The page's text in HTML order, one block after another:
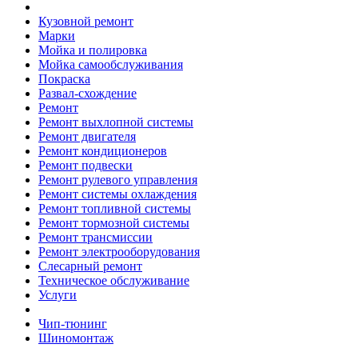
Кузовной ремонт
Марки
Мойка и полировка
Мойка самообслуживания
Покраска
Развал-схождение
Ремонт
Ремонт выхлопной системы
Ремонт двигателя
Ремонт кондиционеров
Ремонт подвески
Ремонт рулевого управления
Ремонт системы охлаждения
Ремонт топливной системы
Ремонт тормозной системы
Ремонт трансмиссии
Ремонт электрооборудования
Слесарный ремонт
Техническое обслуживание
Услуги
Чип-тюнинг
Шиномонтаж